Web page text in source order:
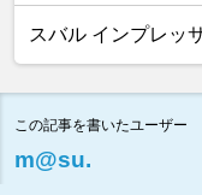
スバル インプレッ
この記事を書いたユーザー
m@su.